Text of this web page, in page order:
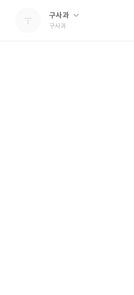
구사과
구사과